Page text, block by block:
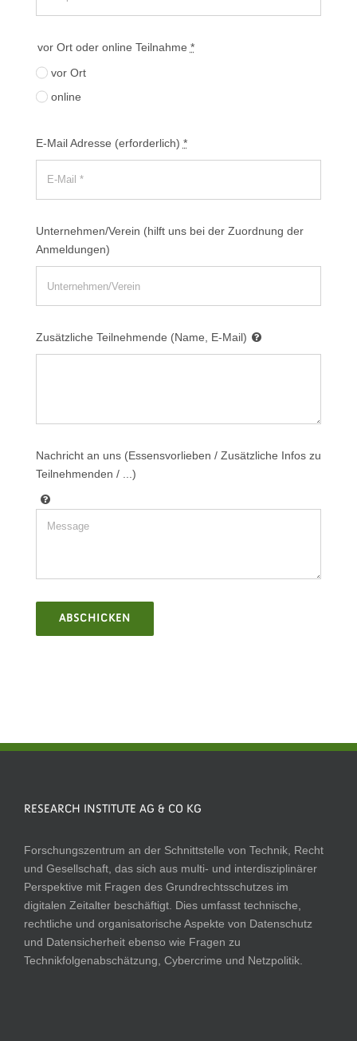
vor Ort oder online Teilnahme *
vor Ort
online
E-Mail Adresse (erforderlich) *
Unternehmen/Verein (hilft uns bei der Zuordnung der
Anmeldungen)
Zusätzliche Teilnehmende (Name, E-Mail)
Nachricht an uns (Essensvorlieben / Zusätzliche Infos zu
Teilnehmenden / ...)
ABSCHICKEN
RESEARCH INSTITUTE AG & CO KG
Forschungszentrum an der Schnittstelle von Technik, Recht
und Gesellschaft, das sich aus multi- und interdisziplinärer
Perspektive mit Fragen des Grundrechtsschutzes im
digitalen Zeitalter beschäftigt. Dies umfasst technische,
rechtliche und organisatorische Aspekte von Datenschutz
und Datensicherheit ebenso wie Fragen zu
Technikfolgenabschätzung, Cybercrime und Netzpolitik.